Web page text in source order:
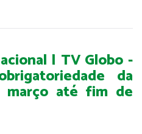
| TV Globo -
da
março até fim de